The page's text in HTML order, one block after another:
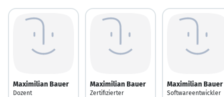
Maximilian Bauer
Dozent
Maximilian Bauer
Zertifizierter
Maximilian Bauer
Softwareentwickler